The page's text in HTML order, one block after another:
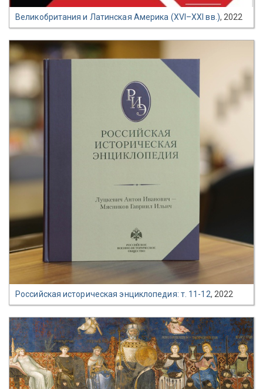
Великобритания и Латинская Америка (XVI–XXI вв.), 2022
Российская историческая энциклопедия: т. 11-12, 2022